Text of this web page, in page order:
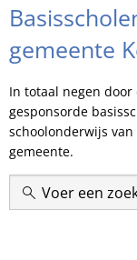
basisscholen
gemeente
In totaal negen door
gesponsorde
schoolonderwijs
gemeente.